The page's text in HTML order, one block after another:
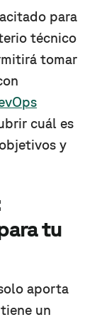
para
técnico
tomar
cuál es
y
tu
aporta
un